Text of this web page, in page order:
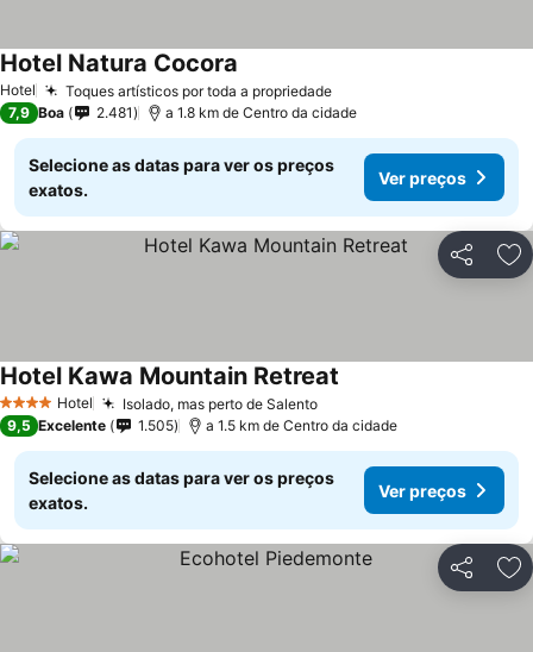
Hotel Toques artísticos por toda a propriedade
Hotel Natura Cocora
7,9 Boa 2.481 a 1.8 km de Centro da cidade
Selecione as datas para ver os preços
exatos.
Ver preços
Partilhar
4 EstrelasHotel Isolado, mas perto de Salento
Hotel Kawa Mountain Retreat
9,5 Excelente 1.505 a 1.5 km de Centro da cidade
Selecione as datas para ver os preços
exatos.
Ver preços
Partilhar